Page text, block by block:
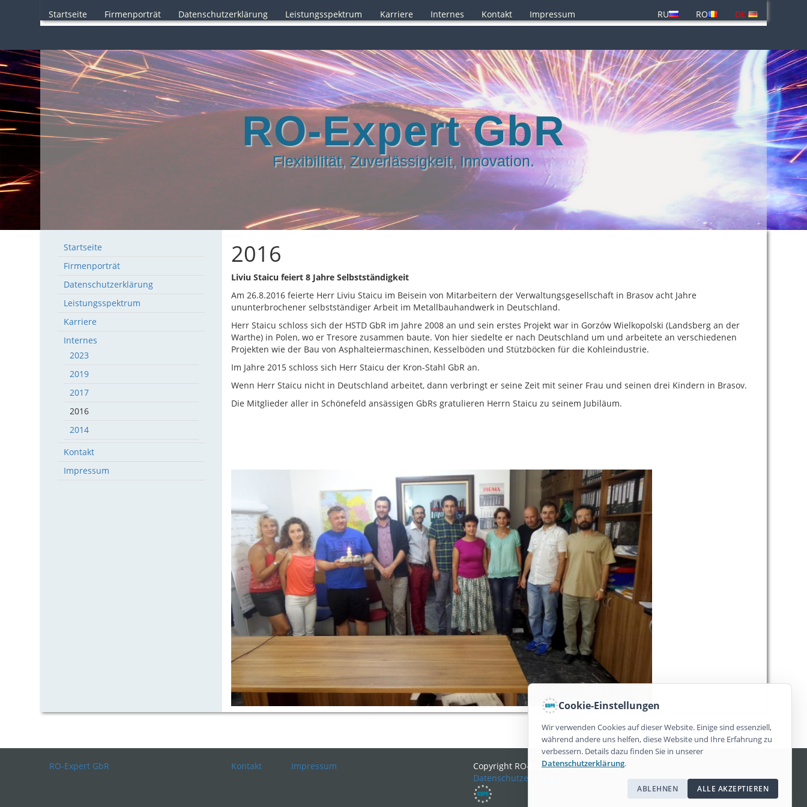
Startseite Firmenporträt Datenschutzerklärung Leistungsspektrum Karriere Internes Kontakt Impressum DE
RO
RU
RO-Expert GbR
Flexibilität, Zuverlässigkeit, Innovation.
Startseite
Firmenporträt
Datenschutzerklärung
Leistungsspektrum
Karriere
Internes
2023
2019
2017
2016
2014
Kontakt
Impressum
2016
Liviu Staicu feiert 8 Jahre Selbstständigkeit
Am 26.8.2016 feierte Herr Liviu Staicu im Beisein von Mitarbeitern der Verwaltungsgesellschaft in Brasov acht Jahre
ununterbrochener selbstständiger Arbeit im Metallbauhandwerk in Deutschland.
Herr Staicu schloss sich der HSTD GbR im Jahre 2008 an und sein erstes Projekt war in Gorzów Wielkopolski (Landsberg an der
Warthe) in Polen, wo er Tresore zusammen baute. Von hier siedelte er nach Deutschland um und arbeitete an verschiedenen
Projekten wie der Bau von Asphalteiermaschinen, Kesselböden und Stützböcken für die Kohleindustrie.
Im Jahre 2015 schloss sich Herr Staicu der Kron-Stahl GbR an.
Wenn Herr Staicu nicht in Deutschland arbeitet, dann verbringt er seine Zeit mit seiner Frau und seinen drei Kindern in Brasov.
Die Mitglieder aller in Schönefeld ansässigen GbRs gratulieren Herrn Staicu zu seinem Jubiläum.
RO-Expert GbR Kontakt Impressum
Copyright RO-Expert GbR 2026
Datenschutzerklärung
Cookie-Einstellungen
Wir verwenden Cookies auf dieser Website. Einige sind essenziell,
während andere uns helfen, diese Website und Ihre Erfahrung zu
verbessern. Details dazu finden Sie in unserer
Datenschutzerklärung.
ABLEHNEN ALLE AKZEPTIEREN